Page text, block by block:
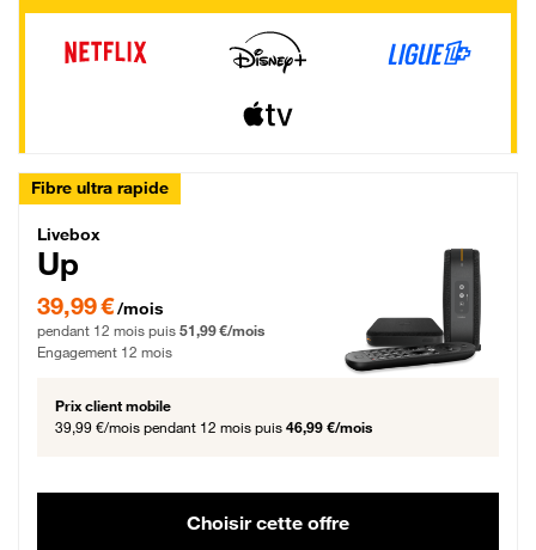
Fibre ultra rapide
Livebox Up Fibre
Livebox
Up
39,99 € par mois pendant 12 mois puis 51,99 € par mois, Engagement 12 mois
39,99 €/mois
pendant 12 mois puis 51,99 €/mois
Engagement 12 mois
Prix client mobile
39,99 €/mois pendant 12 mois puis 46,99 €/mois
Choisir cette offre